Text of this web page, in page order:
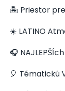
🏝️ Priestor pre
☀️ LATINO
🎧
🎈 Tématickú